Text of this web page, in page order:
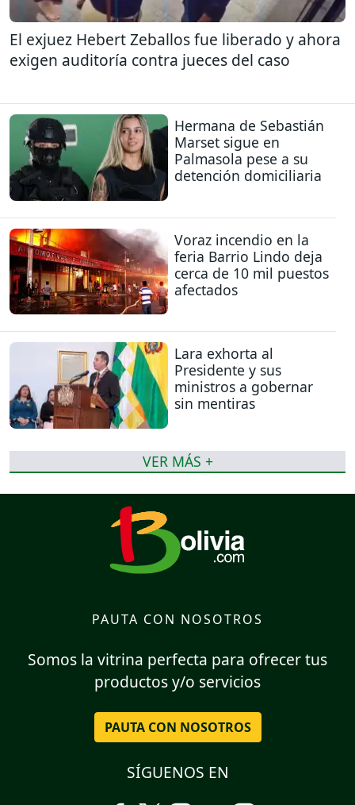
El exjuez Hebert Zeballos fue liberado y ahora
exigen auditoría contra jueces del caso
Hermana de Sebastián
Marset sigue en
Palmasola pese a su
detención domiciliaria
Voraz incendio en la
feria Barrio Lindo deja
cerca de 10 mil puestos
afectados
Lara exhorta al
Presidente y sus
ministros a gobernar
sin mentiras
VER MÁS +
PAUTA CON NOSOTROS
Somos la vitrina perfecta para ofrecer tus
productos y/o servicios
PAUTA CON NOSOTROS
SÍGUENOS EN